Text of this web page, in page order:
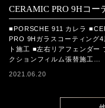
CERAMIC PRO 9Hコー
グ施工＆プロテクショ
ルム施工
■PORSCHE 911 カレラ
PRO 9Hガラスコーティング4
ト施工 ■左右リアフェンダー
クションフィルム張替施工…
2021.06.20